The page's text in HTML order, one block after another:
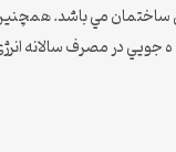
مي باشد.
در مصرف سالانه